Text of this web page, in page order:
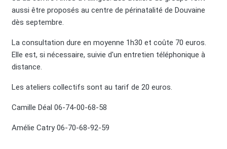
aussi être proposés au centre de périnatalité de Douvaine
dès septembre.
La consultation dure en moyenne 1h30 et coûte 70 euros.
Elle est, si nécessaire, suivie d'un entretien téléphonique à
distance.
Les ateliers collectifs sont au tarif de 20 euros.
Camille Déal 06-74-00-68-58
Amélie Catry 06-70-68-92-59